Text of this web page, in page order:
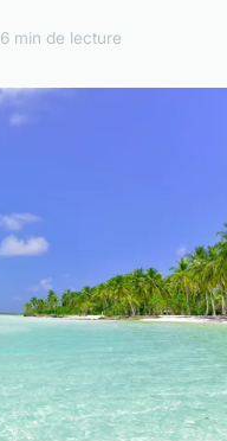
6 min de lecture